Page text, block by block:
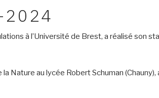
2024
à l’Université de Brest, a réalisé son
Nature au lycée Robert Schuman